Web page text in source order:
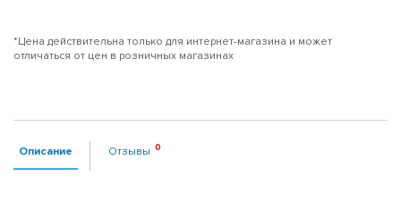
*Цена действительна только для интернет-магазина и может
отличаться от цен в розничных магазинах
Описание Отзывы